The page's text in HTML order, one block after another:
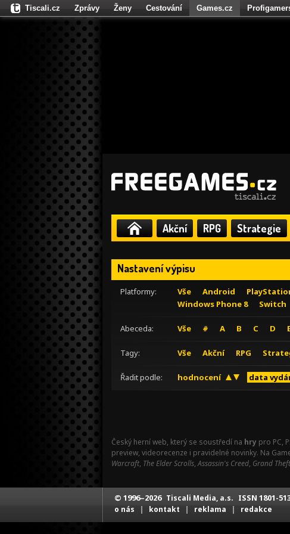
Akční RPG Strategie
Nastavení výpisu
Platformy: Vše Android
Windows Phone 8
Switch
Abeceda: Vše # A B C D
Tagy: Vše Akční RPG
Řadit podle: hodnocení data
Český herní web, který se soustředí na hry pro PC,
preview, videorecenze i pravidelné novinky. Na
Warcraft, The Elder Scrolls,Assassin's Creed, Grand
Tiscali.cz Zprávy Ženy Cestování Games.cz
Fights.cz
© 1996–2026 Tiscali Media, a.s. ISSN 1801-
o nás | kontakt | reklama | redakce